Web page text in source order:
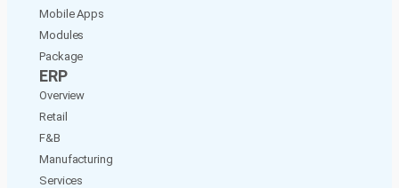
Mobile Apps
Modules
Package
ERP
Overview
Retail
F&B
Manufacturing
Services